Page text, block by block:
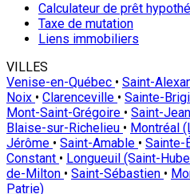
Calculateur de prêt
Taxe de mutation
Liens immobiliers
VILLES
Venise-en-Québec • Saint-
Noix • Clarenceville • Sainte-
Mont-Saint-Grégoire • Saint-
Blaise-sur-Richelieu • Montréal
Jérôme • Saint-Amable • Sainte-
Constant • Longueuil (Saint-
de-Milton • Saint-Sébastien •
Patrie)